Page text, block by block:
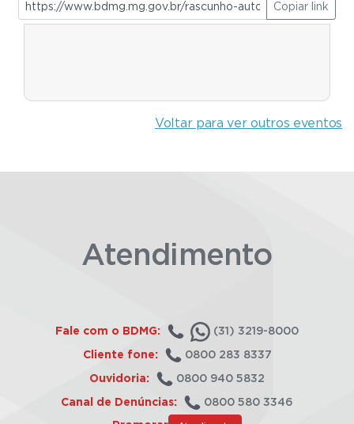
Copiar link
Voltar para ver outros eventos
Atendimento
Fale com o BDMG: (31) 3219-8000
Cliente fone: 0800 283 8337
Ouvidoria: 0800 940 5832
Canal de Denúncias: 0800 580 3346